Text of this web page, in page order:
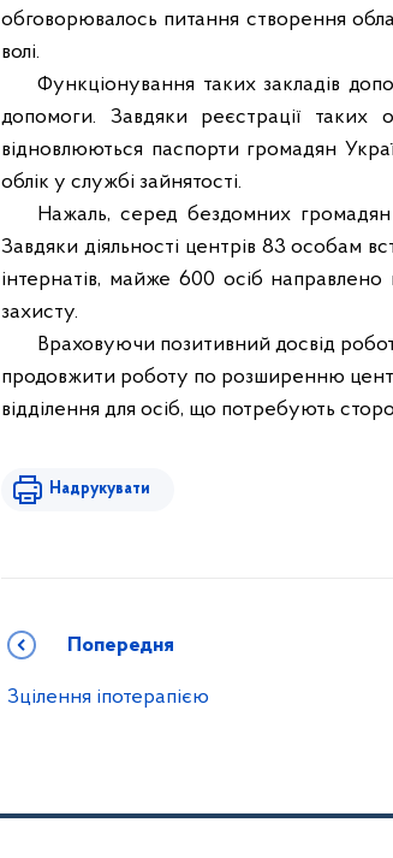
обговорювалось питання створення
волі.
Функціонування таких закладів
допомоги. Завдяки реєстрації
відновлюються паспорти громадян
облік у службі зайнятості.
Нажаль, серед бездомних громадян
Завдяки діяльності центрів 83 особам
інтернатів, майже 600 осіб
захисту.
Враховуючи позитивний досвід
продовжити роботу по розширенню
відділення для осіб, що потребують
Надрукувати
Попередня
Зцілення іпотерапією